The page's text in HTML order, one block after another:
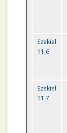
Ezekiel
11,6
Ezekiel
11,7